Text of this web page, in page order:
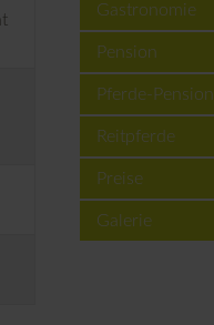
Gastronomie
Pension
Pferde-Pension
Reitpferde
Preise
Galerie